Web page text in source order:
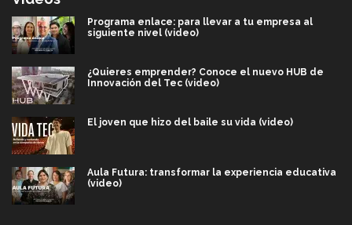
Programa enlace: para llevar a tu empresa al
siguiente nivel (video)
¿Quieres emprender? Conoce el nuevo HUB de
Innovación del Tec (video)
El joven que hizo del baile su vida (video)
Aula Futura: transformar la experiencia educativa
(video)